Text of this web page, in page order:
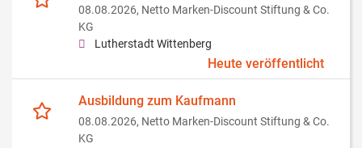
08.08.2026, Netto Marken-Discount Stiftung & Co.
KG
Lutherstadt Wittenberg
Heute veröffentlicht
Ausbildung zum Kaufmann
08.08.2026, Netto Marken-Discount Stiftung & Co.
KG